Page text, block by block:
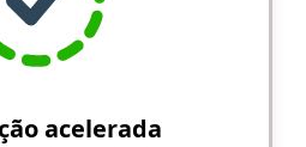
acelerada